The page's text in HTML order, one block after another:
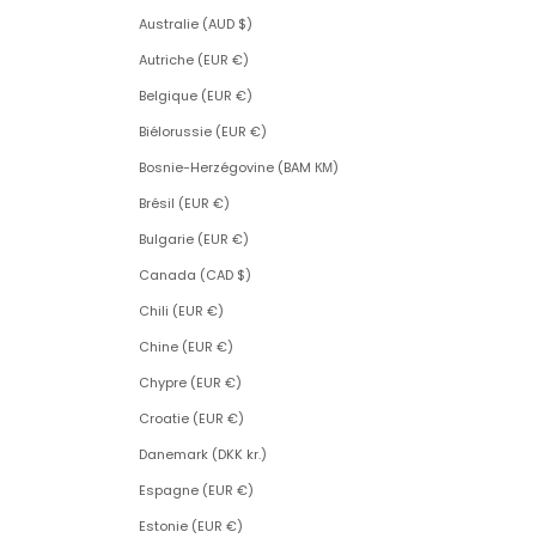
Australie (AUD $)
Autriche (EUR €)
Belgique (EUR €)
Biélorussie (EUR €)
Bosnie-Herzégovine (BAM КМ)
Brésil (EUR €)
Bulgarie (EUR €)
Canada (CAD $)
Chili (EUR €)
Chine (EUR €)
Chypre (EUR €)
Croatie (EUR €)
Danemark (DKK kr.)
Espagne (EUR €)
Estonie (EUR €)